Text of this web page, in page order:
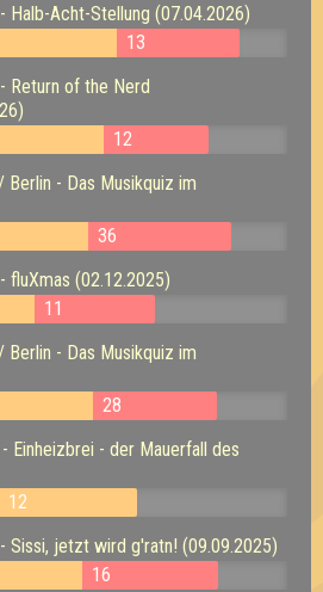
Halb-Acht-Stellung (07.04.2026)
13
Return of the Nerd
12
Berlin - Das Musikquiz im
36
fluXmas (02.12.2025)
11
Berlin - Das Musikquiz im
28
Einheizbrei - der Mauerfall des
12
Sissi, jetzt wird g'ratn! (09.09.2025)
16